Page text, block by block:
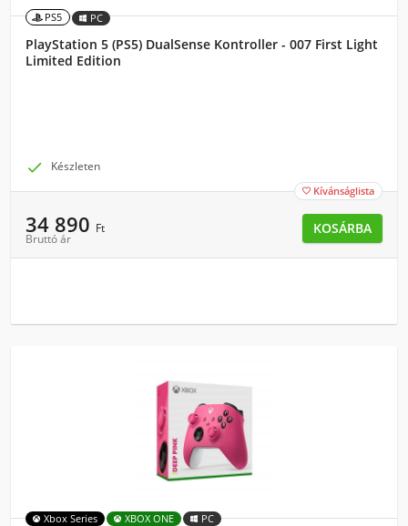
PS5 PC
PlayStation 5 (PS5) DualSense Kontroller - 007 First Light
Limited Edition
 Készleten
 Kívánságlista
34 890 Ft
Bruttó ár
KOSÁRBA
Xbox Series XBOX ONE PC